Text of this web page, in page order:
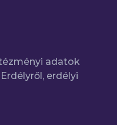
adatok
erdélyi